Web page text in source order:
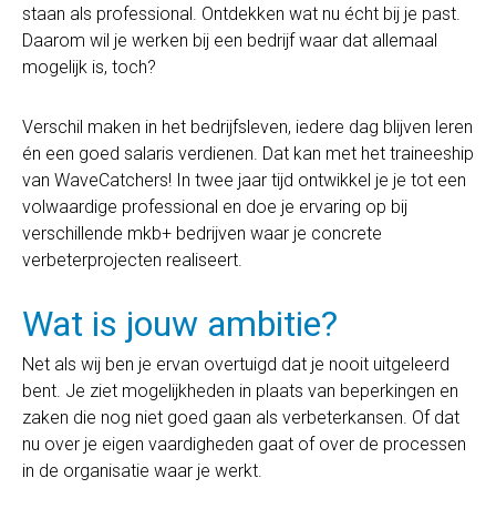
staan als professional. Ontdekken wat nu écht bij je past.
Daarom wil je werken bij een bedrijf waar dat allemaal
mogelijk is, toch?
Verschil maken in het bedrijfsleven, iedere dag blijven leren
én een goed salaris verdienen. Dat kan met het traineeship
van WaveCatchers! In twee jaar tijd ontwikkel je je tot een
volwaardige professional en doe je ervaring op bij
verschillende mkb+ bedrijven waar je concrete
verbeterprojecten realiseert.
Wat is jouw ambitie?
Net als wij ben je ervan overtuigd dat je nooit uitgeleerd
bent. Je ziet mogelijkheden in plaats van beperkingen en
zaken die nog niet goed gaan als verbeterkansen. Of dat
nu over je eigen vaardigheden gaat of over de processen
in de organisatie waar je werkt.